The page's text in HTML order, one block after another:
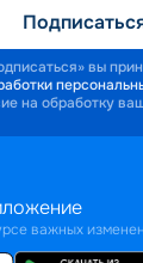
вы
на обработку
важных